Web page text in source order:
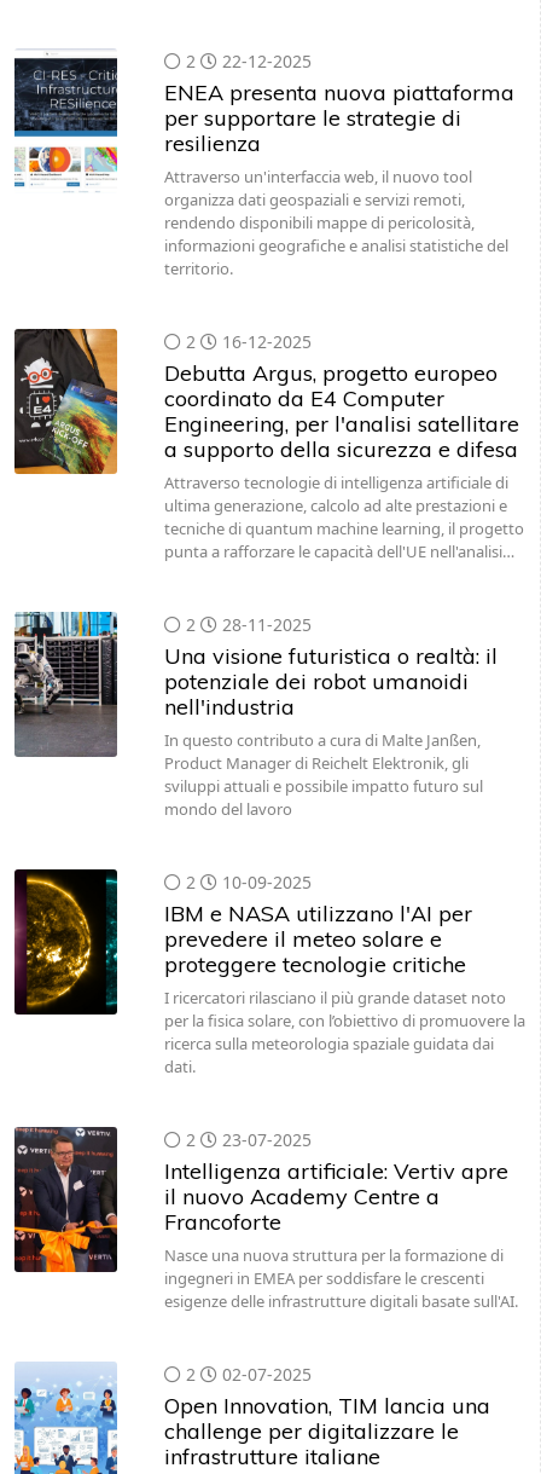
2 22-12-2025
ENEA presenta nuova piattaforma
per supportare le strategie di
resilienza
Attraverso un'interfaccia web, il nuovo tool
organizza dati geospaziali e servizi remoti,
rendendo disponibili mappe di pericolosità,
informazioni geografiche e analisi statistiche del
territorio.
2 16-12-2025
Debutta Argus, progetto europeo
coordinato da E4 Computer
Engineering, per l'analisi satellitare
a supporto della sicurezza e difesa
Attraverso tecnologie di intelligenza artificiale di
ultima generazione, calcolo ad alte prestazioni e
tecniche di quantum machine learning, il progetto
punta a rafforzare le capacità dell'UE nell'analisi…
2 28-11-2025
Una visione futuristica o realtà: il
potenziale dei robot umanoidi
nell'industria
In questo contributo a cura di Malte Janßen,
Product Manager di Reichelt Elektronik, gli
sviluppi attuali e possibile impatto futuro sul
mondo del lavoro
2 10-09-2025
IBM e NASA utilizzano l'AI per
prevedere il meteo solare e
proteggere tecnologie critiche
I ricercatori rilasciano il più grande dataset noto
per la fisica solare, con l’obiettivo di promuovere la
ricerca sulla meteorologia spaziale guidata dai
dati.
2 23-07-2025
Intelligenza artificiale: Vertiv apre
il nuovo Academy Centre a
Francoforte
Nasce una nuova struttura per la formazione di
ingegneri in EMEA per soddisfare le crescenti
esigenze delle infrastrutture digitali basate sull'AI.
2 02-07-2025
Open Innovation, TIM lancia una
challenge per digitalizzare le
infrastrutture italiane